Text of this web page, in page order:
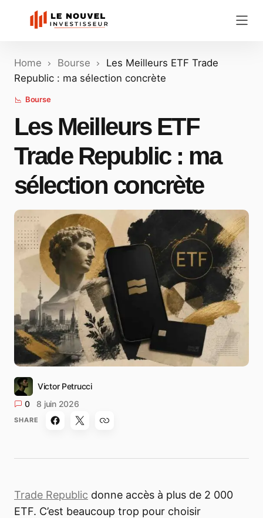
Home Bourse
Les Meilleurs ETF Trade
Republic : ma sélection concrète
Bourse
Les Meilleurs ETF
Trade Republic : ma
sélection concrète
Victor Petrucci
0
8 juin 2026
SHARE
Trade Republic donne accès à plus de 2 000
ETF. C’est beaucoup trop pour choisir